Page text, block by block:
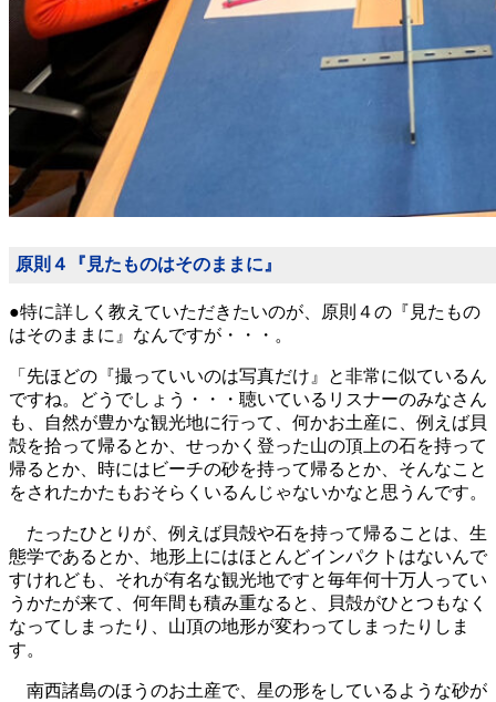
原則４『見たものはそのままに』
●特に詳しく教えていただきたいのが、原則４の『見たもの
はそのままに』なんですが・・・。
「先ほどの『撮っていいのは写真だけ』と非常に似ているん
ですね。どうでしょう・・・聴いているリスナーのみなさん
も、自然が豊かな観光地に行って、何かお土産に、例えば貝
殻を拾って帰るとか、せっかく登った山の頂上の石を持って
帰るとか、時にはビーチの砂を持って帰るとか、そんなこと
をされたかたもおそらくいるんじゃないかなと思うんです。
たったひとりが、例えば貝殻や石を持って帰ることは、生
態学であるとか、地形上にはほとんどインパクトはないんで
すけれども、それが有名な観光地ですと毎年何十万人ってい
うかたが来て、何年間も積み重なると、貝殻がひとつもなく
なってしまったり、山頂の地形が変わってしまったりしま
す。
南西諸島のほうのお土産で、星の形をしているような砂が